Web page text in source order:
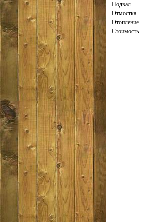
Подвал
Отмостка
Отопление
Стоимость